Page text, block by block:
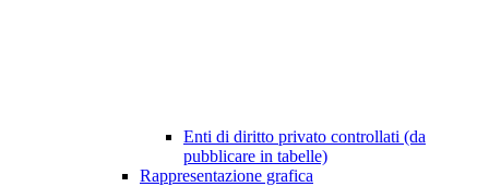
Enti di diritto privato controllati (da
pubblicare in tabelle)
Rappresentazione grafica